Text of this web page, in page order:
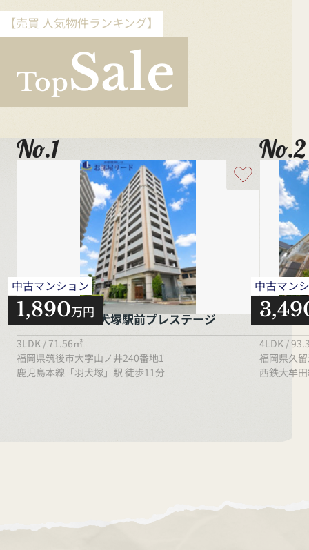
【売買 人気物件ランキング】
TopSale
No.1
中古マンション
1,890万円
エイルヴィラ羽犬塚駅前プレステージ
3LDK / 71.56㎡
福岡県筑後市大字山ノ井240番地1
鹿児島本線「羽犬塚」駅 徒歩11分
No.2
中古マン
ブライ
4LDK /
福岡県久
西鉄大牟